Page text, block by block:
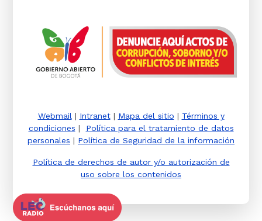
Webmail | Intranet| Mapa del sitio | Términos y
condiciones | Política para el tratamiento de datos
personales | Política de Seguridad de la información
Política de derechos de autor y/o autorización de
uso sobre los contenidos